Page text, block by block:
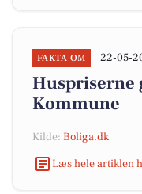
FAKTA OM 22-05-
Huspriserne
Kommune
Kilde: Boliga.dk
Læs hele artiklen